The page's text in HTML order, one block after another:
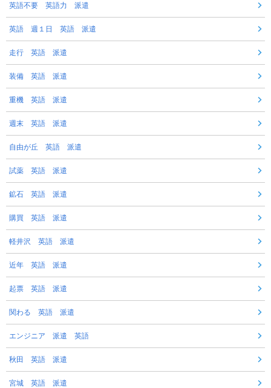
英語不要 英語力 派遣
英語 週１日 英語 派遣
走行 英語 派遣
装備 英語 派遣
重機 英語 派遣
週末 英語 派遣
自由が丘 英語 派遣
試薬 英語 派遣
鉱石 英語 派遣
購買 英語 派遣
軽井沢 英語 派遣
近年 英語 派遣
起票 英語 派遣
関わる 英語 派遣
エンジニア 派遣 英語
秋田 英語 派遣
宮城 英語 派遣